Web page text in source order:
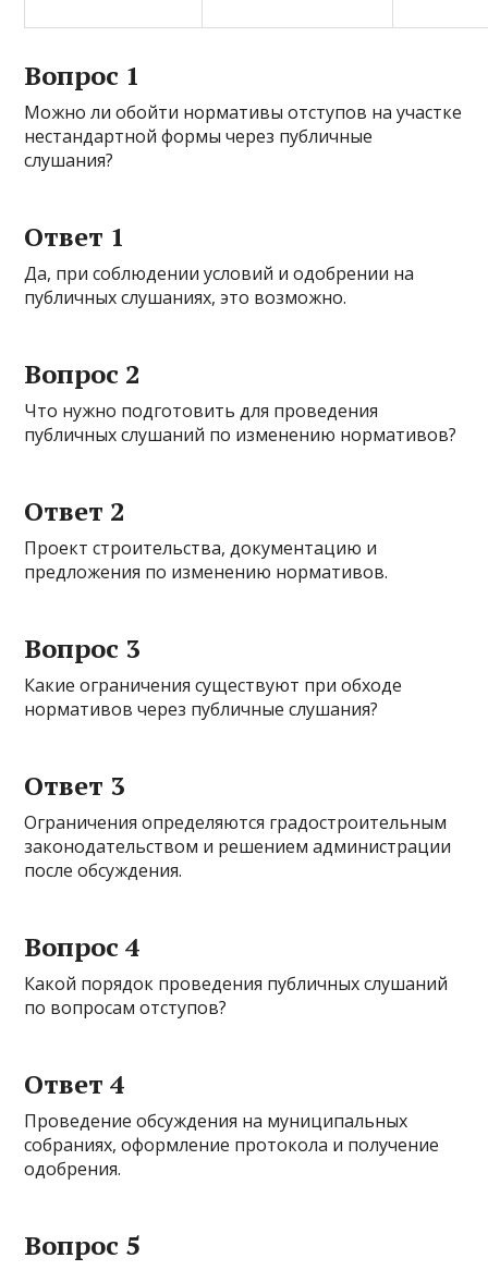
Вопрос 1
Можно ли обойти нормативы отступов на участке
нестандартной формы через публичные
слушания?
Ответ 1
Да, при соблюдении условий и одобрении на
публичных слушаниях, это возможно.
Вопрос 2
Что нужно подготовить для проведения
публичных слушаний по изменению нормативов?
Ответ 2
Проект строительства, документацию и
предложения по изменению нормативов.
Вопрос 3
Какие ограничения существуют при обходе
нормативов через публичные слушания?
Ответ 3
Ограничения определяются градостроительным
законодательством и решением администрации
после обсуждения.
Вопрос 4
Какой порядок проведения публичных слушаний
по вопросам отступов?
Ответ 4
Проведение обсуждения на муниципальных
собраниях, оформление протокола и получение
одобрения.
Вопрос 5